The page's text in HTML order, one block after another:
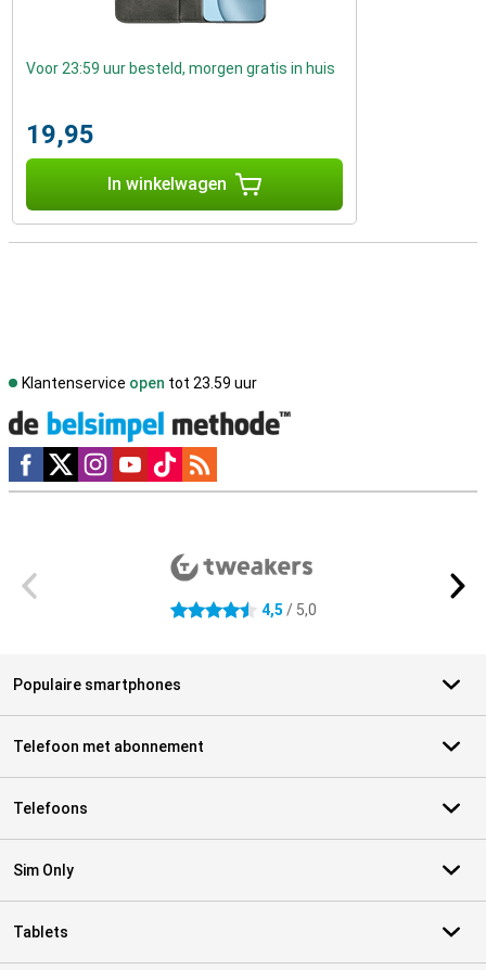
Voor 23:59 uur besteld, morgen gratis in huis
19,95
In winkelwagen
Klantenservice open tot 23.59 uur
Social media
4.5 sterren 4,5 / 5,0
Populaire smartphones
Telefoon met abonnement
Telefoons
Sim Only
Tablets